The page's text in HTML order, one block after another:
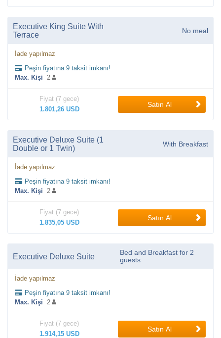
Executive King Suite With
Terrace
No meal
İade yapılmaz
Peşin fiyatına 9 taksit imkanı!
Max. Kişi 2
Fiyat (7 gece)
1.801,26 USD
Satın Al
Executive Deluxe Suite (1
Double or 1 Twin)
With Breakfast
İade yapılmaz
Peşin fiyatına 9 taksit imkanı!
Max. Kişi 2
Fiyat (7 gece)
1.835,05 USD
Satın Al
Executive Deluxe Suite
Bed and Breakfast for 2
guests
İade yapılmaz
Peşin fiyatına 9 taksit imkanı!
Max. Kişi 2
Fiyat (7 gece)
1.914,15 USD
Satın Al